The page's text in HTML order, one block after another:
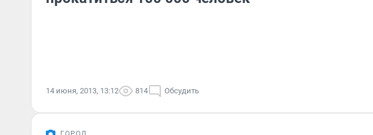
14 июня, 2013, 13:12 814 Обсудить